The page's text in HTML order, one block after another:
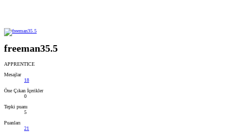
freeman35.5
APPRENTICE
Mesajlar
18
Öne Çıkan İçerikler
0
Tepki puanı
5
Puanları
21